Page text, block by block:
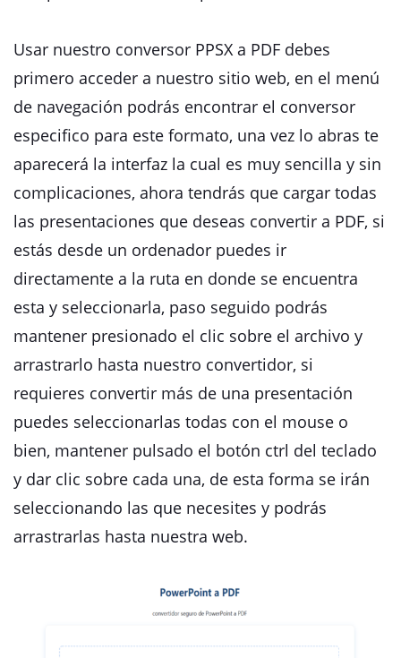
Usar nuestro conversor PPSX a PDF debes
primero acceder a nuestro sitio web, en el menú
de navegación podrás encontrar el conversor
especifico para este formato, una vez lo abras te
aparecerá la interfaz la cual es muy sencilla y sin
complicaciones, ahora tendrás que cargar todas
las presentaciones que deseas convertir a PDF, si
estás desde un ordenador puedes ir
directamente a la ruta en donde se encuentra
esta y seleccionarla, paso seguido podrás
mantener presionado el clic sobre el archivo y
arrastrarlo hasta nuestro convertidor, si
requieres convertir más de una presentación
puedes seleccionarlas todas con el mouse o
bien, mantener pulsado el botón ctrl del teclado
y dar clic sobre cada una, de esta forma se irán
seleccionando las que necesites y podrás
arrastrarlas hasta nuestra web.